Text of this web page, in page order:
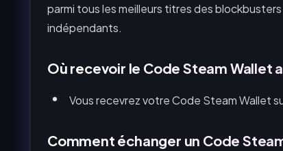
parmi tous les meilleurs titres des
indépendants.
Où recevoir le Code Steam Wallet
Vous recevrez votre Code Steam Wallet
Comment échanger un Code